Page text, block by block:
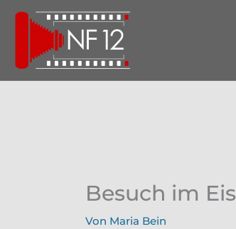
Zum
springen
Besuch im
Von Maria Bein